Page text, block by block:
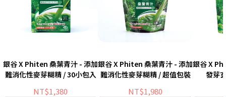
銀谷 X Phiten 桑葉青汁 - 添加
難消化性麥芽糊精 / 30小包入
NT$1,380
銀谷 X Phiten 桑葉青汁 - 添加
難消化性麥芽糊精 / 超值包裝
NT$1,980
銀谷 X
發芽